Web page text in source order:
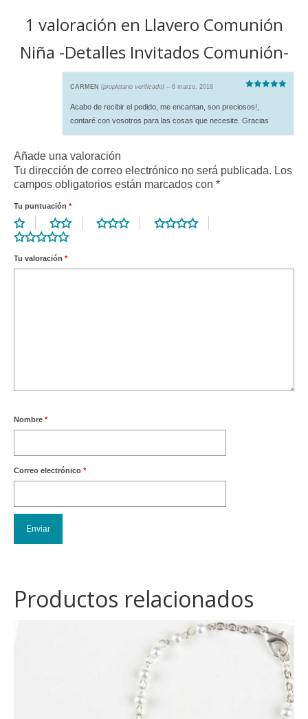
1 valoración en Llavero Comunión
Niña -Detalles Invitados Comunión-
con
CARMEN (propietario verificado) – 6 marzo, 2018
Acabo de recibir el pedido, me encantan, son preciosos!,
contaré con vosotros para las cosas que necesite. Gracias
Añade una valoración
Tu dirección de correo electrónico no será publicada. Los
campos obligatorios están marcados con *
Tu puntuación *
Tu valoración *
Nombre *
Correo electrónico *
Productos relacionados